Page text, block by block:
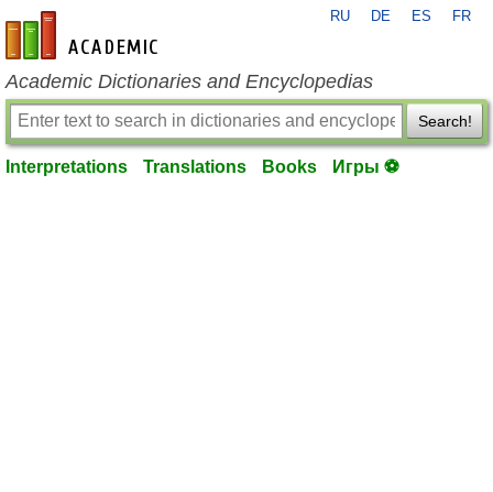
en-academic.com
RU DE ES FR
Academic Dictionaries and Encyclopedias
Search!
Interpretations Translations Books Игры ⚽